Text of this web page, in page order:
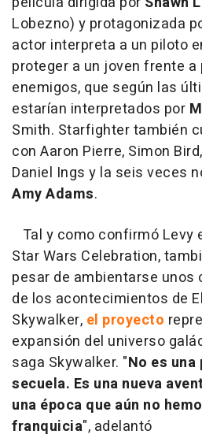
Lobezno) y protagonizada
actor interpreta a un piloto
proteger a un joven frente a
enemigos, que según las
estarían interpretados por
Smith. Starfighter también
con Aaron Pierre, Simon
Daniel Ings y la seis veces
Amy Adams.
Tal y como confirmó Levy
Star Wars Celebration,
pesar de ambientarse unos
de los acontecimientos de
Skywalker, el proyecto
expansión del universo
saga Skywalker. "No es
secuela. Es una nueva
una época que aún no
franquicia", adelantó